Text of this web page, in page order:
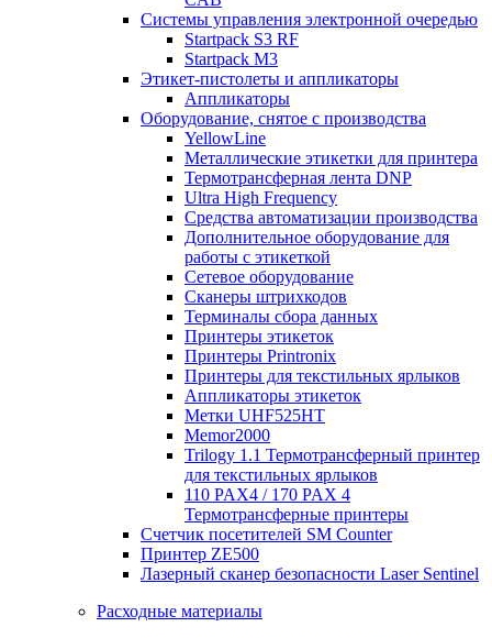
Системы управления электронной очередью
Startpack S3 RF
Startpack M3
Этикет-пистолеты и аппликаторы
Аппликаторы
Оборудование, снятое с производства
YellowLine
Металлические этикетки для принтера
Термотрансферная лента DNP
Ultra High Frequency
Средства автоматизации производства
Дополнительное оборудование для
работы с этикеткой
Сетевое оборудование
Сканеры штрихкодов
Терминалы сбора данных
Принтеры этикеток
Принтеры Printronix
Принтеры для текстильных ярлыков
Аппликаторы этикеток
Метки UHF525HT
Memor2000
Trilogy 1.1 Термотрансферный принтер
для текстильных ярлыков
110 PAX4 / 170 PAX 4
Термотрансферные принтеры
Счетчик посетителей SM Counter
Принтер ZE500
Лазерный сканер безопасности Laser Sentinel
Расходные материалы